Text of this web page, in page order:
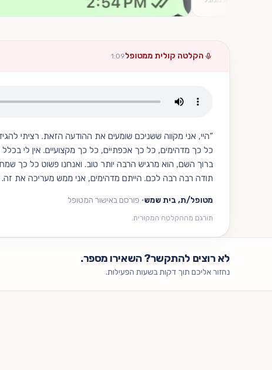
הקלטה קולית ממטופל1:09
“היי, אני מקווה ששניכם שומעים את ההודעה הזאת. רציתי
כל כך מדהימים, כל כך אכפתיים, כל כך מקצועיים. אין לי
ברוך השם, הוא מרגיש הרבה יותר טוב. ואנחנו פשוט כל כך
תודה רבה רבה לכם. הייתם מדהימים, אני ממש מעריכה את
מטופל/ת, בית שמש· פורסם באישור המטופל
תורגם מההקלטה המקורית.
לא רוצים להתקשר? השאירו מספר.
נחזור אליכם תוך דקות בשעות הפעילות.